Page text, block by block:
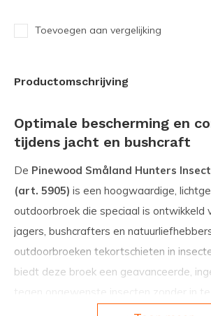
Toevoegen aan vergelijking
Productomschrijving
Optimale bescherming en
tijdens jacht en bushcraft
De Pinewood Småland Hunters
(art. 5905) is een hoogwaardige,
outdoorbroek die speciaal is ontwikkeld
jagers, bushcrafters en
outdoorbroeken tekortschieten in
biedt deze broek een geavanceerde,
bewegingsvrijheid of ademend vermogen.